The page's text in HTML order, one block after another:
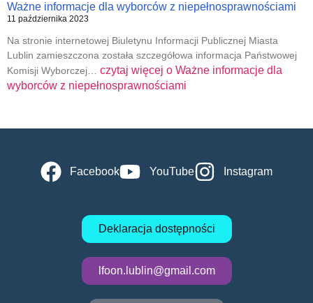
Ważne informacje dla wyborców z niepełnosprawnościami
11 października 2023
Na stronie internetowej Biuletynu Informacji Publicznej Miasta
Lublin zamieszczona została szczegółowa informacja Państwowej
Komisji Wyborczej… czytaj więcej o Ważne informacje dla
wyborców z niepełnosprawnościami
Facebook YouTube Instagram
Deklaracja dostępności
lfoon.lublin@gmail.com